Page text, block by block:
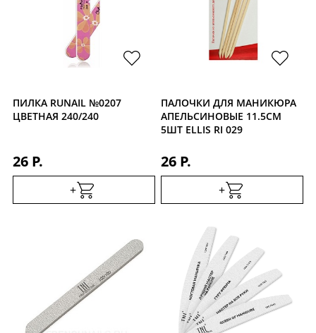
ПИЛКА RUNAIL №0207
ЦВЕТНАЯ 240/240
26 Р.
+
ПАЛОЧКИ ДЛЯ МАНИКЮРА
АПЕЛЬСИНОВЫЕ 11.5СМ
5ШТ ELLIS RI 029
26 Р.
+